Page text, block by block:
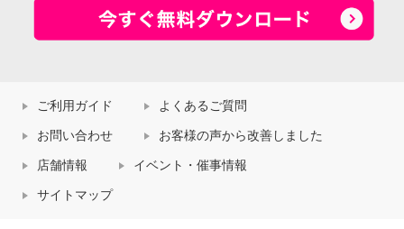
ご利用ガイド よくあるご質問
お問い合わせ お客様の声から改善しました
店舗情報 イベント・催事情報
サイトマップ